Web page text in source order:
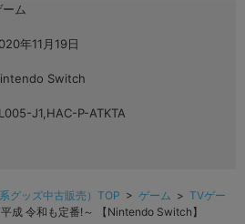
ム
年11月19日
Switch
J1,HAC-P-ATKTA
グッズ中古販売）TOP > ゲーム > TVゲー
成 令和も定番!～ 【Nintendo Switch】